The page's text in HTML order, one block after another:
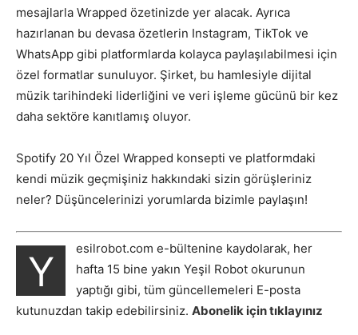
mesajlarla Wrapped özetinizde yer alacak. Ayrıca
hazırlanan bu devasa özetlerin Instagram, TikTok ve
WhatsApp gibi platformlarda kolayca paylaşılabilmesi için
özel formatlar sunuluyor. Şirket, bu hamlesiyle dijital
müzik tarihindeki liderliğini ve veri işleme gücünü bir kez
daha sektöre kanıtlamış oluyor.
Spotify 20 Yıl Özel Wrapped konsepti ve platformdaki
kendi müzik geçmişiniz hakkındaki sizin görüşleriniz
neler? Düşüncelerinizi yorumlarda bizimle paylaşın!
Y
esilrobot.com e-bültenine kaydolarak, her
hafta 15 bine yakın Yeşil Robot okurunun
yaptığı gibi, tüm güncellemeleri E-posta
kutunuzdan takip edebilirsiniz. Abonelik için tıklayınız